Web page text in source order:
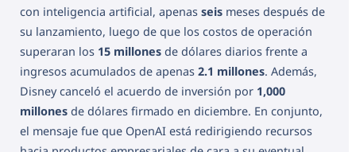
con inteligencia artificial, apenas seis meses después de
su lanzamiento, luego de que los costos de operación
superaran los 15 millones de dólares diarios frente a
ingresos acumulados de apenas 2.1 millones. Además,
Disney canceló el acuerdo de inversión por 1,000
millones de dólares firmado en diciembre. En conjunto,
el mensaje fue que OpenAI está redirigiendo recursos